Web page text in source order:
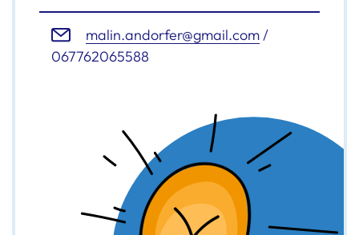
malin.andorfer@gmail.com/
067762065588